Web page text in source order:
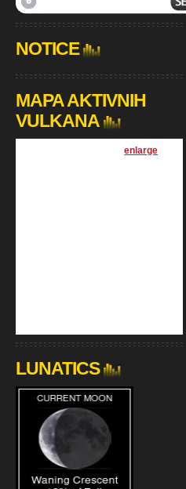
NOTICE
MAPA AKTIVNIH
VULKANA
[enlarge
LUNATICS